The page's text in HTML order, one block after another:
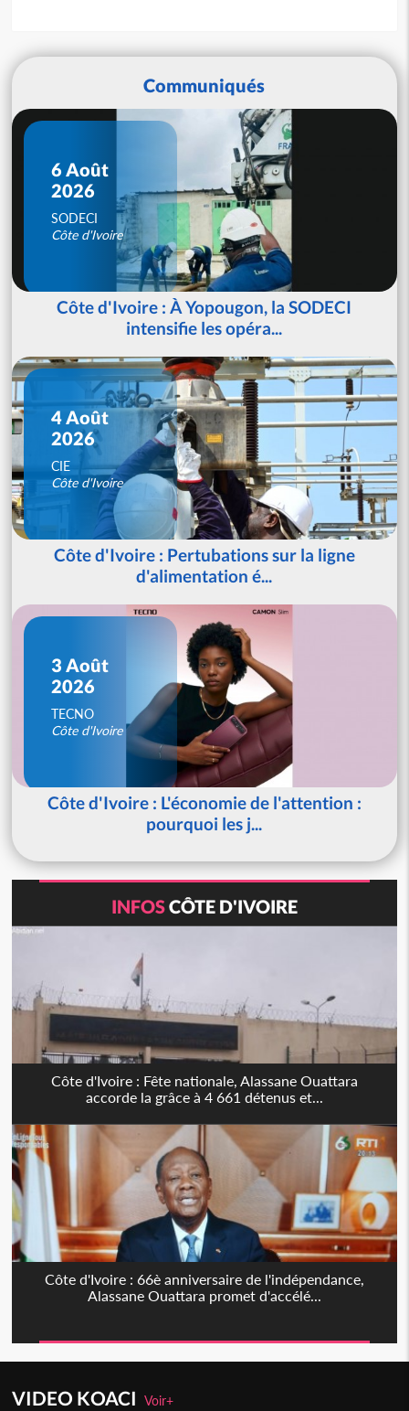
Communiqués
6 Août
2026
SODECI
Côte d'Ivoire
Côte d'Ivoire : À Yopougon, la SODECI
intensifie les opéra...
4 Août
2026
CIE
Côte d'Ivoire
Côte d'Ivoire : Pertubations sur la ligne
d'alimentation é...
3 Août
2026
TECNO
Côte d'Ivoire
Côte d'Ivoire : L'économie de l'attention :
pourquoi les j...
INFOSCÔTE D'IVOIRE
Côte d'Ivoire : Fête nationale, Alassane Ouattara
accorde la grâce à 4 661 détenus et...
Côte d'Ivoire : 66è anniversaire de l'indépendance,
Alassane Ouattara promet d'accélé...
VIDEO KOACIVoir+